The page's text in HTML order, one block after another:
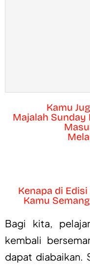
Kamu
Majalah Sunday
Kenapa di
Kamu
Bagi kita,
kembali
dapat diabaikan.